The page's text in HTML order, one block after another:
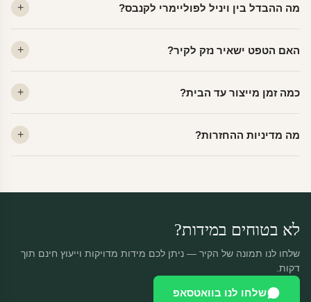
מה ההבדל בין ויניל לפוליימרי לקנבס?
פרמיום. קנבס — בד אמנותי יוקרתי, מט.
האם הטפט ישאיר נזק לקיר?
מתאים לקיר מטויח, גבס, קרמיקה וזכוכית.
כמה זמן מייצור עד הבית?
יוצאות באותו יום.
מה מדיניות ההחזרות?
לא בטוחים במידות?
שלחו לנו תמונה של הקיר — ניתן לכם מידות מדויקות וייעוץ חינם תוך
דקות.
שלחו לנו בוואטסאפ